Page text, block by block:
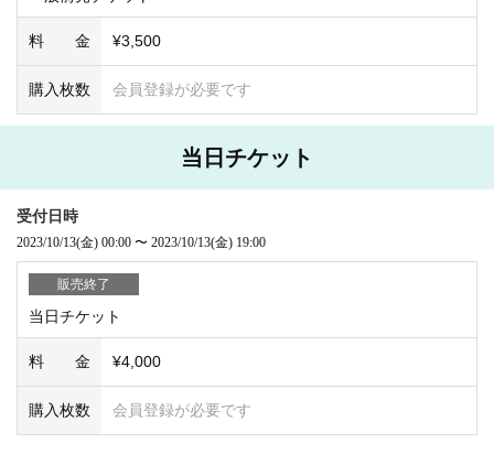
料 金 ¥3,500
購入枚数 会員登録が必要です
当日チケット
受付日時
2023/10/13(金) 00:00 〜 2023/10/13(金) 19:00
販売終了
当日チケット
料 金 ¥4,000
購入枚数 会員登録が必要です